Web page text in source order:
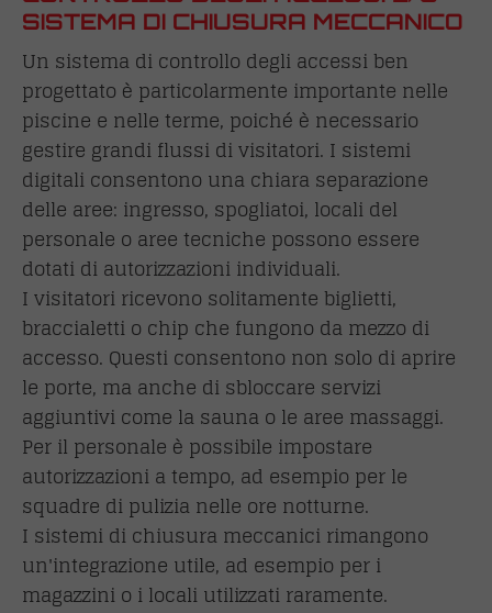
SISTEMA DI CHIUSURA MECCANICO
Un sistema di controllo degli accessi ben
progettato è particolarmente importante nelle
piscine e nelle terme, poiché è necessario
gestire grandi flussi di visitatori. I sistemi
digitali consentono una chiara separazione
delle aree: ingresso, spogliatoi, locali del
personale o aree tecniche possono essere
dotati di autorizzazioni individuali.
I visitatori ricevono solitamente biglietti,
braccialetti o chip che fungono da mezzo di
accesso. Questi consentono non solo di aprire
le porte, ma anche di sbloccare servizi
aggiuntivi come la sauna o le aree massaggi.
Per il personale è possibile impostare
autorizzazioni a tempo, ad esempio per le
squadre di pulizia nelle ore notturne.
I sistemi di chiusura meccanici rimangono
un'integrazione utile, ad esempio per i
magazzini o i locali utilizzati raramente.